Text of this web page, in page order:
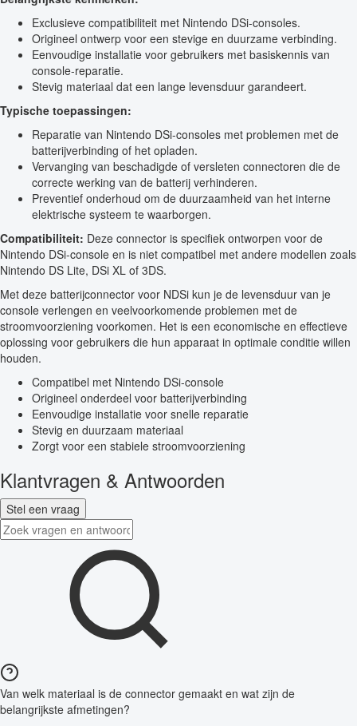
Exclusieve compatibiliteit met Nintendo DSi-consoles.
Origineel ontwerp voor een stevige en duurzame verbinding.
Eenvoudige installatie voor gebruikers met basiskennis van
console-reparatie.
Stevig materiaal dat een lange levensduur garandeert.
Typische toepassingen:
Reparatie van Nintendo DSi-consoles met problemen met de
batterijverbinding of het opladen.
Vervanging van beschadigde of versleten connectoren die de
correcte werking van de batterij verhinderen.
Preventief onderhoud om de duurzaamheid van het interne
elektrische systeem te waarborgen.
Compatibiliteit: Deze connector is specifiek ontworpen voor de
Nintendo DSi-console en is niet compatibel met andere modellen zoals
Nintendo DS Lite, DSi XL of 3DS.
Met deze batterijconnector voor NDSi kun je de levensduur van je
console verlengen en veelvoorkomende problemen met de
stroomvoorziening voorkomen. Het is een economische en effectieve
oplossing voor gebruikers die hun apparaat in optimale conditie willen
houden.
Compatibel met Nintendo DSi-console
Origineel onderdeel voor batterijverbinding
Eenvoudige installatie voor snelle reparatie
Stevig en duurzaam materiaal
Zorgt voor een stabiele stroomvoorziening
Klantvragen & Antwoorden
Stel een vraag
Van welk materiaal is de connector gemaakt en wat zijn de
belangrijkste afmetingen?